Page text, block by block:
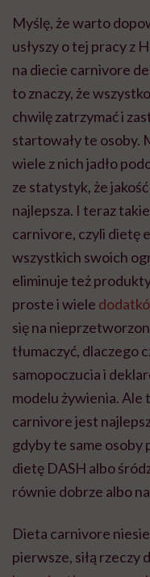
Myślę, że warto
usłyszy o tej pracy z
na diecie carnivore
to znaczy, że
chwilę zatrzymać i
startowały te osoby.
wiele z nich jadło
ze statystyk, że
najlepsza. I teraz
carnivore, czyli dietę
wszystkich swoich
eliminuje też
proste i wiele
się na
tłumaczyć, dlaczego
samopoczucia i
modelu żywienia. Ale
carnivore jest
gdyby te same osoby
dietę DASH albo
równie dobrze albo
Dieta carnivore
pierwsze, siłą rzeczy